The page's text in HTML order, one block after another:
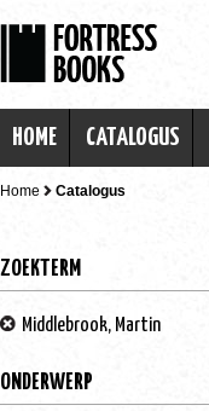
HOME CATALOGUS
Home Catalogus
ZOEKTERM
Middlebrook, Martin
ONDERWERP